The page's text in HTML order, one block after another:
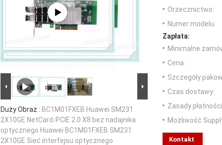
Duży Obraz : BC1M01FXEB Huawei SM231
2X10GE NetCard-PCIE 2.0 X8 bez nadajnika
optycznego Huawei BC1M01FXEB SM231
2X10GE Sieć interfejsu optycznego
Orzecznictwo:
Numer modelu:
Zapłata:
Minimalne
Cena:
Szczegóły
Czas dostawy:
Zasady
Możliwość
Kontakt